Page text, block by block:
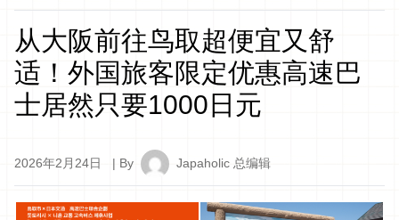
从大阪前往鸟取超便宜又舒
适！外国旅客限定优惠高速巴
士居然只要1000日元
2026年2月24日 | By Japaholic 总编辑